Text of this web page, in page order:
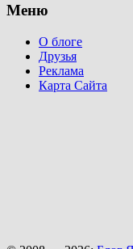
Меню
О блоге
Друзья
Реклама
Карта Сайта